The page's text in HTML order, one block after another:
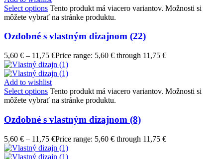
Select options Tento produkt má viacero variantov. Možnosti si
môžete vybrať na stránke produktu.
Ozdobné s vlastným dizajnom (22)
5,60 € – 11,75 €Price range: 5,60 € through 11,75 €
Add to wishlist
Select options Tento produkt má viacero variantov. Možnosti si
môžete vybrať na stránke produktu.
Ozdobné s vlastným dizajnom (8)
5,60 € – 11,75 €Price range: 5,60 € through 11,75 €